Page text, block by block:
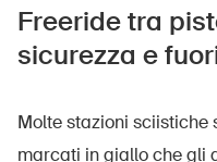
Freeride tra
sicurezza e
Molte stazioni sciistiche
marcati in giallo che gli